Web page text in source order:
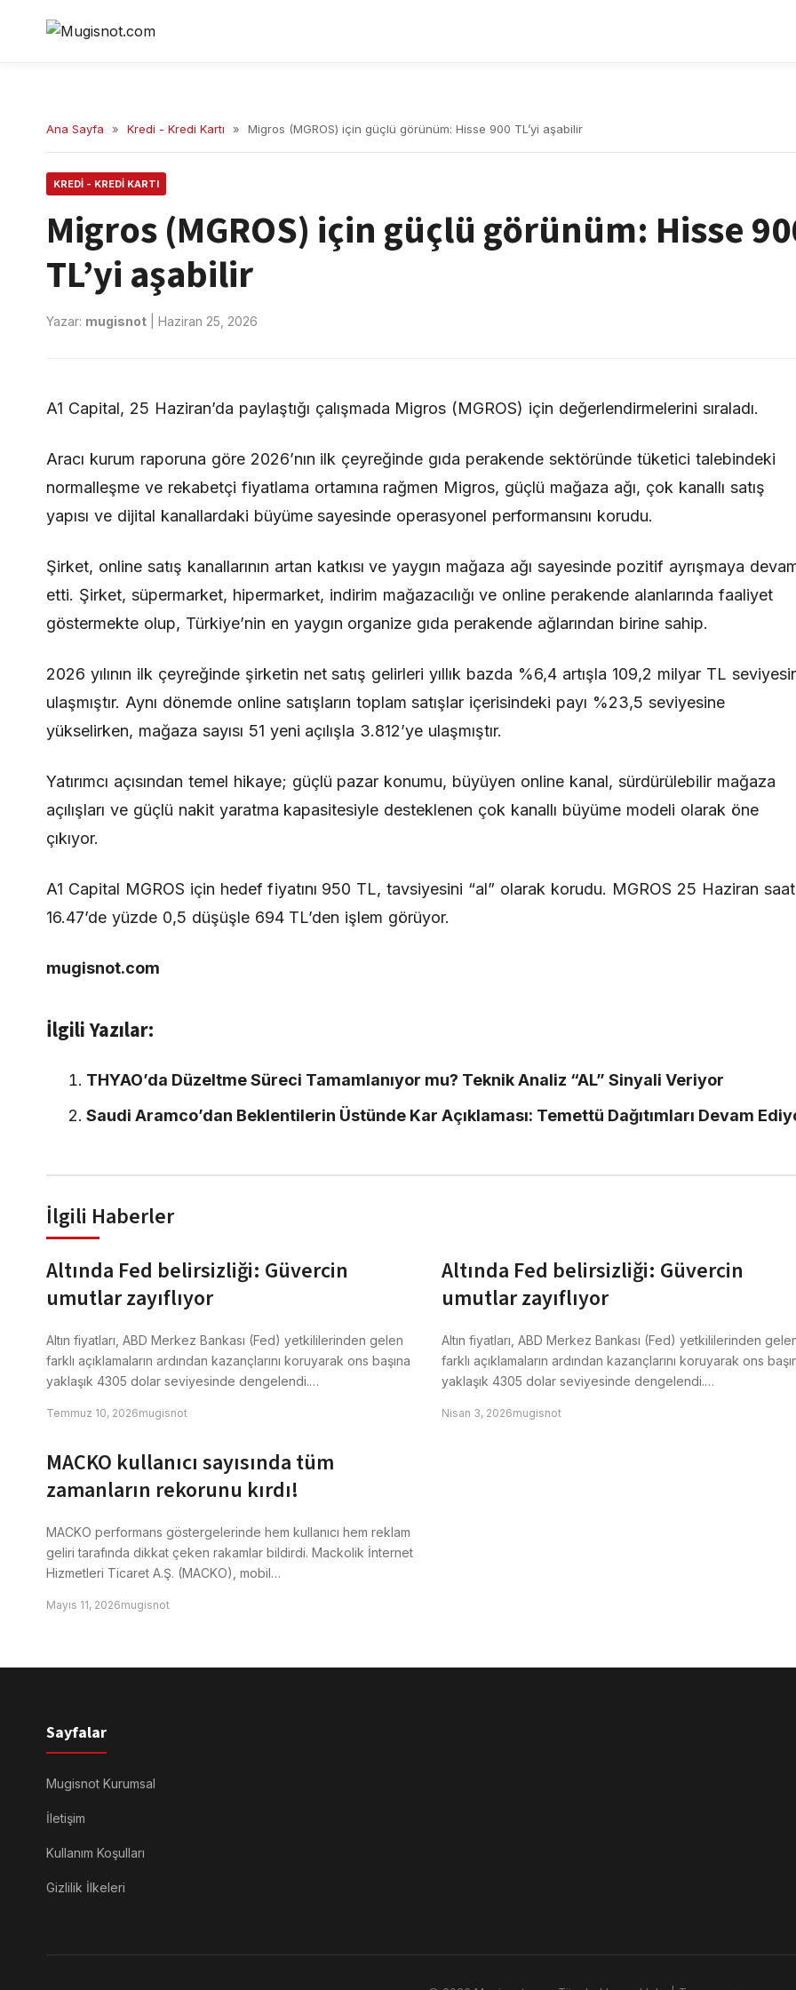
Ana Sayfa » Kredi - Kredi Kartı » Migros (MGROS) için güçlü görünüm: Hisse 900 TL’yi aşabilir
KREDI - KREDI KARTI
Migros (MGROS) için güçlü görünüm: Hisse
TL’yi aşabilir
Yazar: mugisnot Haziran 25, 2026
A1 Capital, 25 Haziran’da paylaştığı çalışmada Migros (MGROS) için değerlendirmelerini sıraladı.
Aracı kurum raporuna göre 2026’nın ilk çeyreğinde gıda perakende sektöründe tüketici talebindeki
normalleşme ve rekabetçi fiyatlama ortamına rağmen Migros, güçlü mağaza ağı, çok kanallı satış
yapısı ve dijital kanallardaki büyüme sayesinde operasyonel performansını korudu.
Şirket, online satış kanallarının artan katkısı ve yaygın mağaza ağı sayesinde pozitif ayrışmaya
etti. Şirket, süpermarket, hipermarket, indirim mağazacılığı ve online perakende alanlarında faaliyet
göstermekte olup, Türkiye’nin en yaygın organize gıda perakende ağlarından birine sahip.
2026 yılının ilk çeyreğinde şirketin net satış gelirleri yıllık bazda %6,4 artışla 109,2 milyar TL
ulaşmıştır. Aynı dönemde online satışların toplam satışlar içerisindeki payı %23,5 seviyesine
yükselirken, mağaza sayısı 51 yeni açılışla 3.812’ye ulaşmıştır.
Yatırımcı açısından temel hikaye; güçlü pazar konumu, büyüyen online kanal, sürdürülebilir mağaza
açılışları ve güçlü nakit yaratma kapasitesiyle desteklenen çok kanallı büyüme modeli olarak öne
çıkıyor.
A1 Capital MGROS için hedef fiyatını 950 TL, tavsiyesini “al” olarak korudu. MGROS 25 Haziran saat
16.47’de yüzde 0,5 düşüşle 694 TL’den işlem görüyor.
mugisnot.com
İlgili Yazılar:
THYAO’da Düzeltme Süreci Tamamlanıyor mu? Teknik Analiz “AL” Sinyali Veriyor
Saudi Aramco’dan Beklentilerin Üstünde Kar Açıklaması: Temettü Dağıtımları Devam
İlgili Haberler
Altında Fed belirsizliği: Güvercin
umutlar zayıflıyor
Altın fiyatları, ABD Merkez Bankası (Fed) yetkililerinden gelen
farklı açıklamaların ardından kazançlarını koruyarak ons başına
yaklaşık 4305 dolar seviyesinde dengelendi.…
Temmuz 10, 2026mugisnot
Altında Fed belirsizliği: Güvercin
umutlar zayıflıyor
Altın fiyatları, ABD Merkez Bankası (Fed) yetkililerinden
farklı açıklamaların ardından kazançlarını koruyarak ons
yaklaşık 4305 dolar seviyesinde dengelendi.…
Nisan 3, 2026mugisnot
MACKO kullanıcı sayısında tüm
zamanların rekorunu kırdı!
MACKO performans göstergelerinde hem kullanıcı hem reklam
geliri tarafında dikkat çeken rakamlar bildirdi. Mackolik İnternet
Hizmetleri Ticaret A.Ş. (MACKO), mobil…
Mayıs 11, 2026mugisnot
Sayfalar
Mugisnot Kurumsal
İletişim
Kullanım Koşulları
Gizlilik İlkeleri